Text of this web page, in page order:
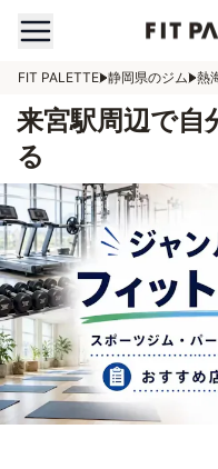
FIT PALETTE 静岡県のジム 熱
来宮駅周辺で自
る